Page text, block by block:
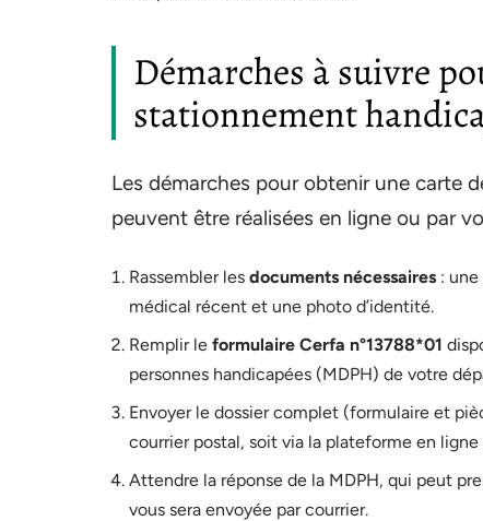
Démarches à suivre
stationnement
Les démarches pour obtenir une carte
peuvent être réalisées en ligne ou par
Rassembler les documents nécessaires :
médical récent et une photo d’identité.
Remplir le formulaire Cerfa n°13788*01
personnes handicapées (MDPH) de votre
Envoyer le dossier complet (formulaire et
courrier postal, soit via la plateforme en ligne
Attendre la réponse de la MDPH, qui peut
vous sera envoyée par courrier.